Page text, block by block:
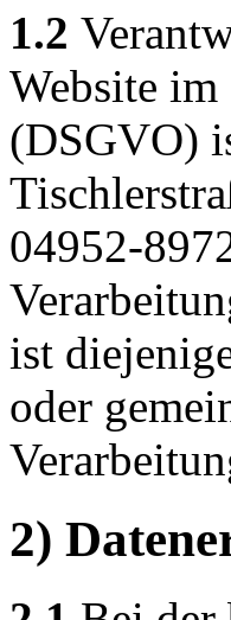
1.2
Website
(DSGVO)
04952-
ist
oder
2)